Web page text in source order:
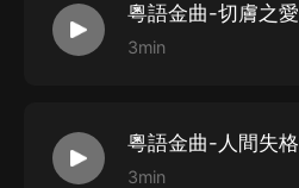
粵語金曲-切膚之愛
3min
粵語金曲-人間失格
3min